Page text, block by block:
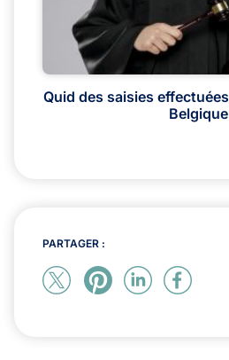
Quid des saisies
Belgique
PARTAGER :